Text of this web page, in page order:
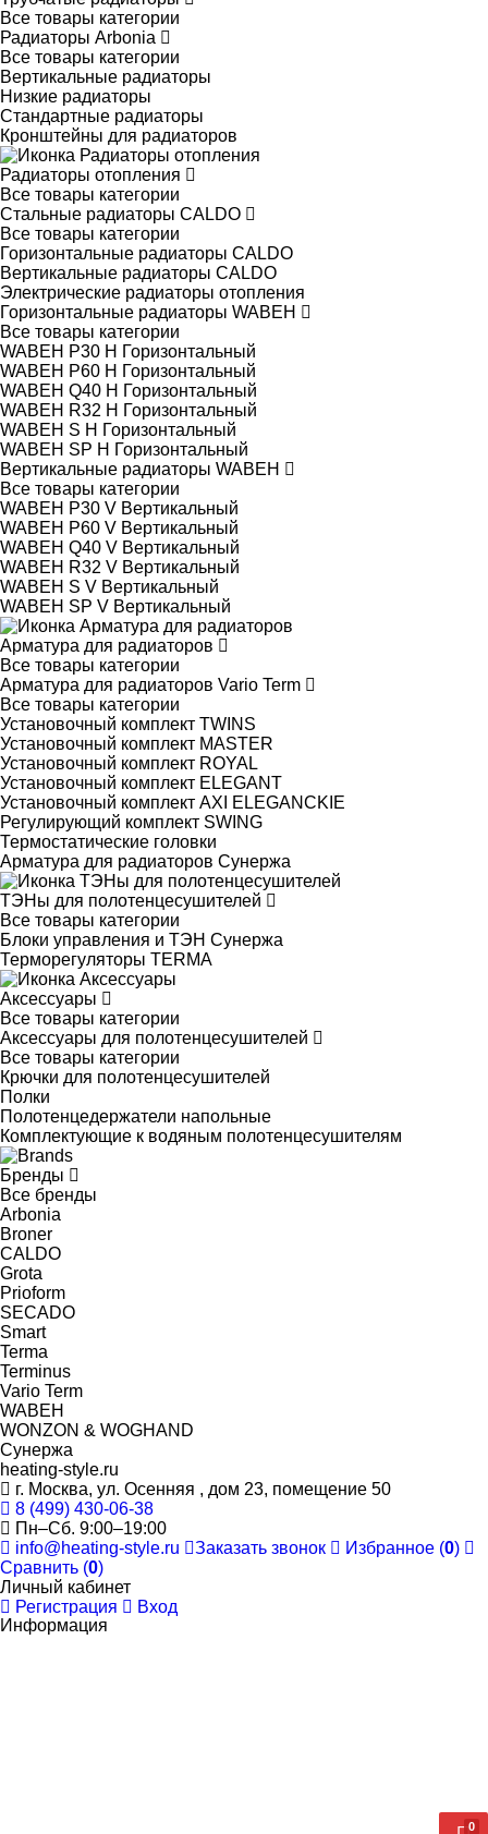
0
Все товары категории
Радиаторы Arbonia
Все товары категории
Вертикальные радиаторы
Низкие радиаторы
Стандартные радиаторы
Кронштейны для радиаторов
Радиаторы отопления
Все товары категории
Стальные радиаторы CALDO
Все товары категории
Горизонтальные радиаторы CALDO
Вертикальные радиаторы CALDO
Электрические радиаторы отопления
Горизонтальные радиаторы WABEH
Все товары категории
WABEH P30 H Горизонтальный
WABEH P60 H Горизонтальный
WABEH Q40 H Горизонтальный
WABEH R32 H Горизонтальный
WABEH S H Горизонтальный
WABEH SP H Горизонтальный
Вертикальные радиаторы WABEH
Все товары категории
WABEH P30 V Вертикальный
WABEH P60 V Вертикальный
WABEH Q40 V Вертикальный
WABEH R32 V Вертикальный
WABEH S V Вертикальный
WABEH SP V Вертикальный
Арматура для радиаторов
Все товары категории
Арматура для радиаторов Vario Term
Все товары категории
Установочный комплект TWINS
Установочный комплект MASTER
Установочный комплект ROYAL
Установочный комплект ELEGANT
Установочный комплект AXI ELEGANCKIE
Регулирующий комплект SWING
Термостатические головки
Арматура для радиаторов Сунержа
ТЭНы для полотенцесушителей
Все товары категории
Блоки управления и ТЭН Сунержа
Терморегуляторы TERMA
Аксессуары
Все товары категории
Аксессуары для полотенцесушителей
Все товары категории
Крючки для полотенцесушителей
Полки
Полотенцедержатели напольные
Комплектующие к водяным полотенцесушителям
Бренды
Все бренды
Arbonia
Broner
CALDO
Grota
Prioform
SECADO
Smart
Terma
Terminus
Vario Term
WABEH
WONZON & WOGHAND
Сунержа
heating-style.ru
г. Москва, ул. Осенняя , дом 23, помещение 50
8 (499) 430-06-38
Пн–Сб. 9:00–19:00
info@heating-style.ru
Заказать звонок Избранное (0)
Сравнить (0)
Личный кабинет
Регистрация
Вход
Информация